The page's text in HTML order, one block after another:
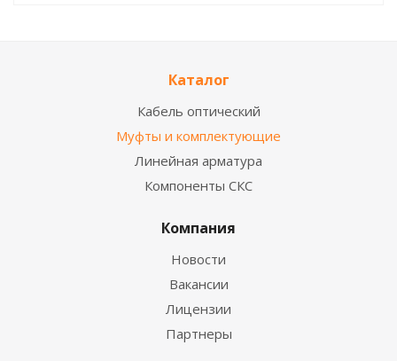
Каталог
Кабель оптический
Муфты и комплектующие
Линейная арматура
Компоненты СКС
Компания
Новости
Вакансии
Лицензии
Партнеры